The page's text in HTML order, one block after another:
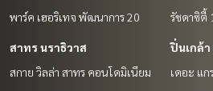
พาร์ค เฮอริเทจ พัฒนาการ 20
รัชดาซิตี้
สาทร นราธิวาส
สกาย วิลล่า สาทร คอนโดมิเนียม
ปิ่นเกล้
เดอะ แ